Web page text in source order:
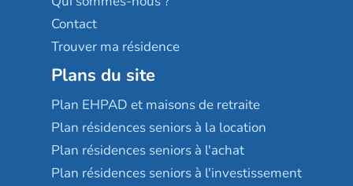
Contact
Trouver ma résidence
Plans du site
Plan EHPAD et maisons de retraite
Plan résidences seniors à la location
Plan résidences seniors à l'achat
Plan résidences seniors à l'investissement